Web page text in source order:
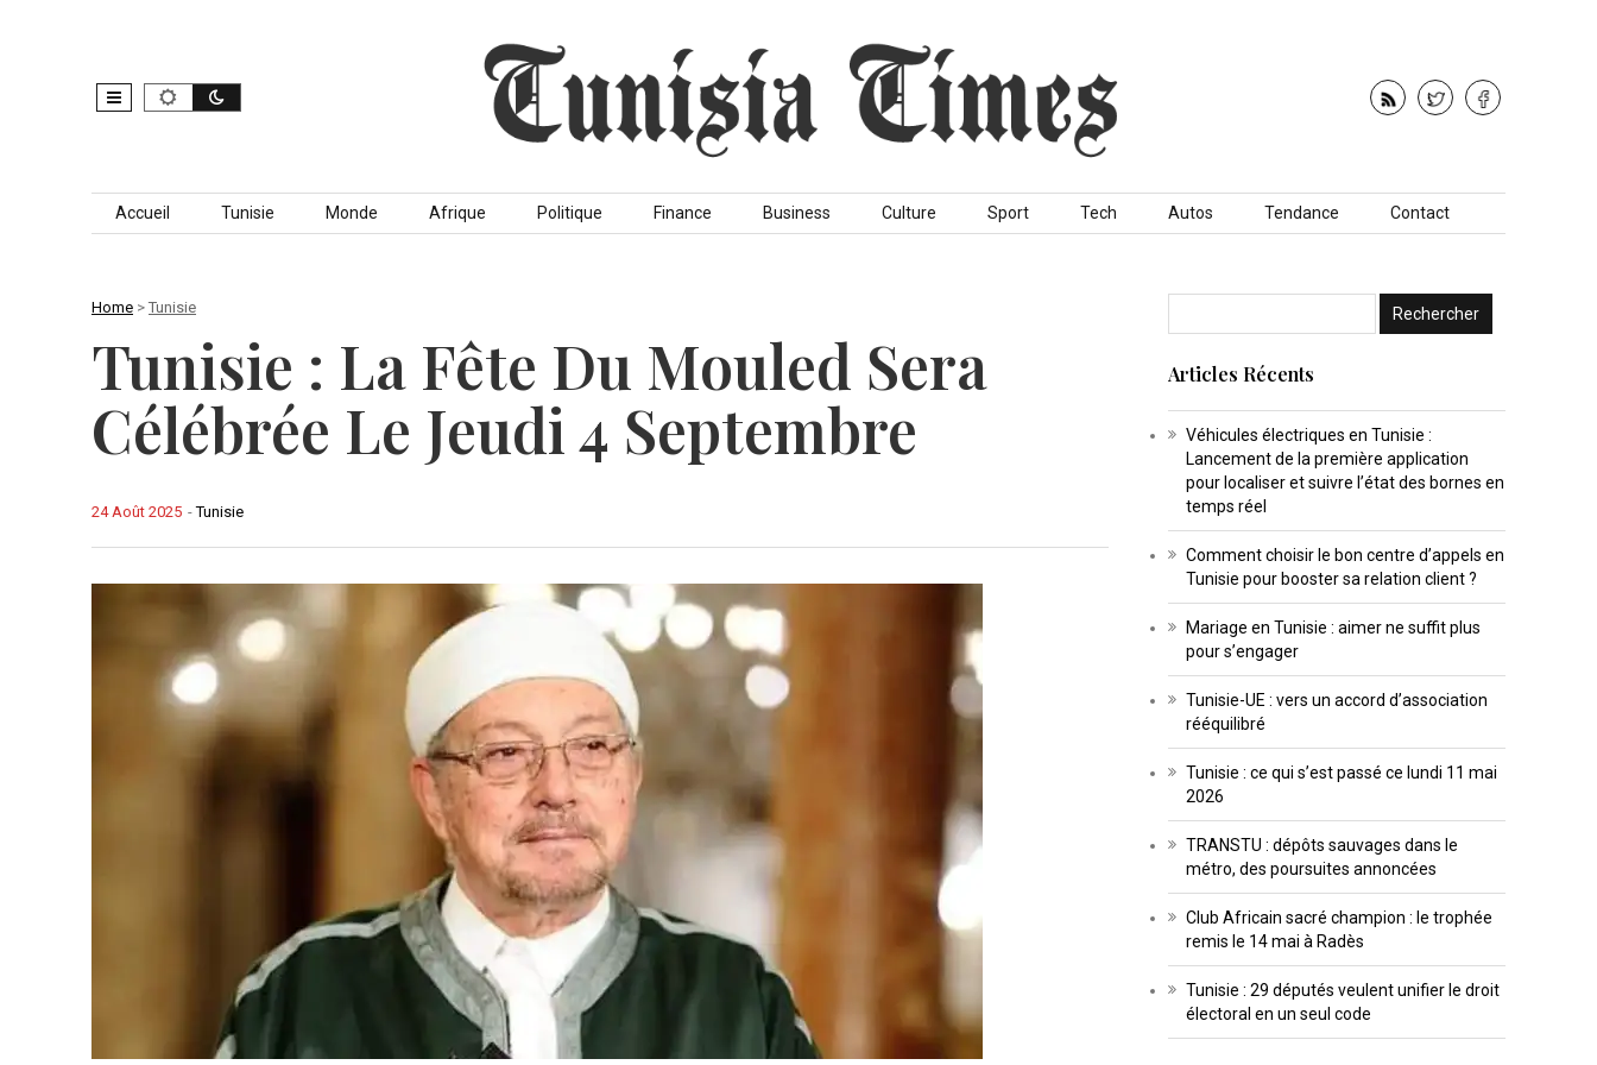
Skip to content
Accueil Tunisie Monde Afrique Politique Finance Business Culture Sport Tech Autos Tendance Contact
Home > Tunisie
Tunisie : La Fête Du Mouled Sera
Célébrée Le Jeudi 4 Septembre
-Tunisie
24 Août 2025
Articles Récents
Véhicules électriques en Tunisie :
Lancement de la première application
pour localiser et suivre l’état des bornes en
temps réel
Comment choisir le bon centre d’appels en
Tunisie pour booster sa relation client ?
Mariage en Tunisie : aimer ne suffit plus
pour s’engager
Tunisie-UE : vers un accord d’association
rééquilibré
Tunisie : ce qui s’est passé ce lundi 11 mai
2026
TRANSTU : dépôts sauvages dans le
métro, des poursuites annoncées
Club Africain sacré champion : le trophée
remis le 14 mai à Radès
Tunisie : 29 députés veulent unifier le droit
électoral en un seul code